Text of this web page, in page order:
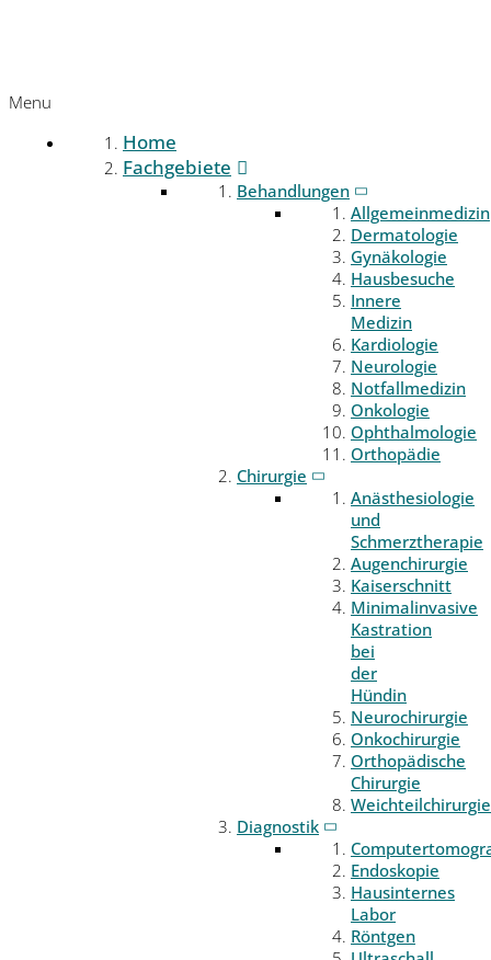
Menu
Home
Fachgebiete
Behandlungen
Allgemeinmedizin
Dermatologie
Gynäkologie
Hausbesuche
Innere
Medizin
Kardiologie
Neurologie
Notfallmedizin
Onkologie
Ophthalmologie
Orthopädie
Chirurgie
Anästhesiologie
und
Schmerztherapie
Augenchirurgie
Kaiserschnitt
Minimalinvasive
Kastration
bei
der
Hündin
Neurochirurgie
Onkochirurgie
Orthopädische
Chirurgie
Weichteilchirurgie
Diagnostik
Endoskopie
Hausinternes
Labor
Röntgen